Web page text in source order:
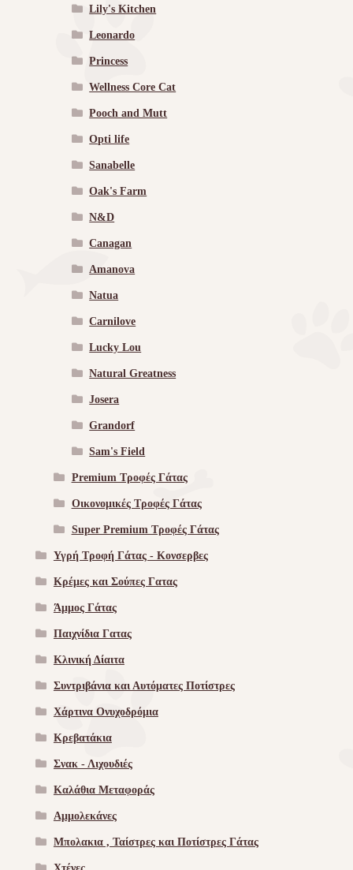
Lily's Kitchen
Leonardo
Princess
Wellness Core Cat
Pooch and Mutt
Opti life
Sanabelle
Oak's Farm
N&D
Canagan
Amanova
Natua
Carnilove
Lucky Lou
Natural Greatness
Josera
Grandorf
Sam's Field
Premium Τροφές Γάτας
Οικονομικές Τροφές Γάτας
Super Premium Τροφές Γάτας
Υγρή Τροφή Γάτας - Kονσερβες
Κρέμες και Σούπες Γατας
Άμμος Γάτας
Παιχνίδια Γατας
Κλινική Δίαιτα
Συντριβάνια και Αυτόματες Ποτίστρες
Χάρτινα Ονυχοδρόμια
Κρεβατάκια
Σνακ - Λιχουδιές
Καλάθια Μεταφοράς
Αμμολεκάνες
Μπολακια , Ταίστρες και Ποτίστρες Γάτας